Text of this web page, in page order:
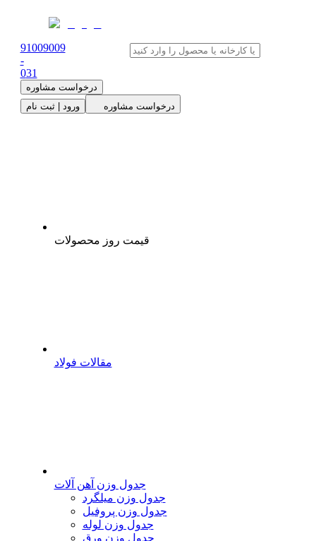
91009009
-
031
درخواست مشاوره
ورود | ثبت نام
درخواست مشاوره
قیمت روز محصولات
مقالات فولاد
جدول وزن آهن آلات
جدول وزن میلگرد
جدول وزن پروفیل
جدول وزن لوله
جدول وزن ورق